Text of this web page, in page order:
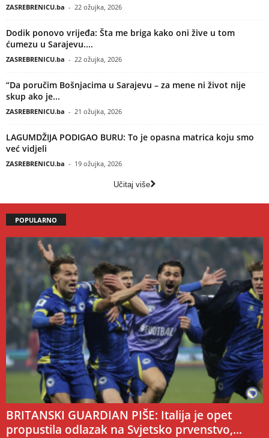
ZASREBRENICU.ba - 22 ožujka, 2026
Dodik ponovo vrijeđa: Šta me briga kako oni žive u tom
ćumezu u Sarajevu....
ZASREBRENICU.ba - 22 ožujka, 2026
“Da poručim Bošnjacima u Sarajevu – za mene ni život nije
skup ako je...
ZASREBRENICU.ba - 21 ožujka, 2026
LAGUMDŽIJA PODIGAO BURU: To je opasna matrica koju smo
već vidjeli
ZASREBRENICU.ba - 19 ožujka, 2026
Učitaj više
POPULARNO
BRITANSKI GUARDIAN PIŠE: Italija je opet
propustila odlazak na Svjetsko prvenstvo,...